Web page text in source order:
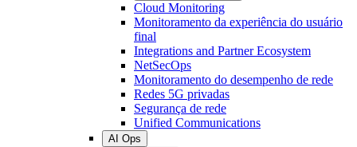
Cloud Monitoring
Monitoramento da experiência do usuário
final
Integrations and Partner Ecosystem
NetSecOps
Monitoramento do desempenho de rede
Redes 5G privadas
Segurança de rede
Unified Communications
AI Ops